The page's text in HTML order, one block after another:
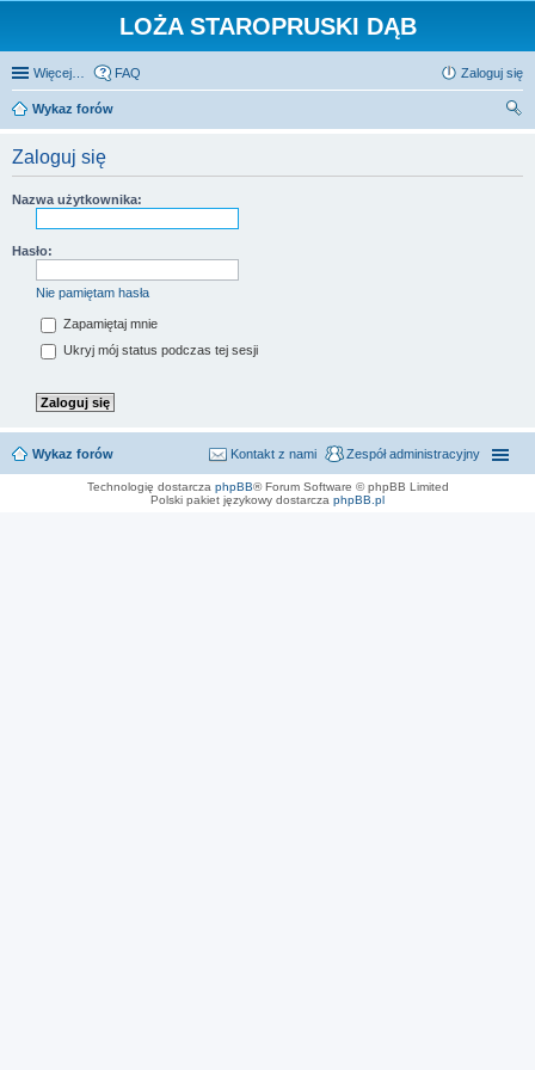
LOŻA STAROPRUSKI DĄB
Więcej… FAQ Zaloguj się
Wykaz forów
Zaloguj się
Nazwa użytkownika:
Hasło:
Nie pamiętam hasła
Zapamiętaj mnie
Ukryj mój status podczas tej sesji
Wykaz forów Zespół administracyjny
Kontakt z nami
Technologię dostarcza phpBB® Forum Software © phpBB Limited
Polski pakiet językowy dostarcza phpBB.pl